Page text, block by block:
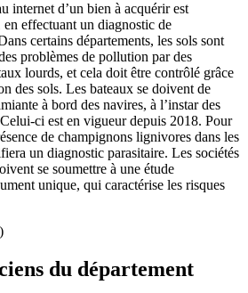
internet d’un bien à acquérir est
effectuant un diagnostic de
certains départements, les sols sont
problèmes de pollution par des
lourds, et cela doit être contrôlé grâce
des sols. Les bateaux se doivent de
à bord des navires, à l’instar des
ci est en vigueur depuis 2018. Pour
de champignons lignivores dans les
un diagnostic parasitaire. Les sociétés
se soumettre à une étude
unique, qui caractérise les risques
du département